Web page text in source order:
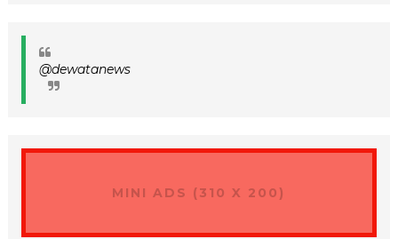
@dewatanews
MINI ADS (310 X 200)